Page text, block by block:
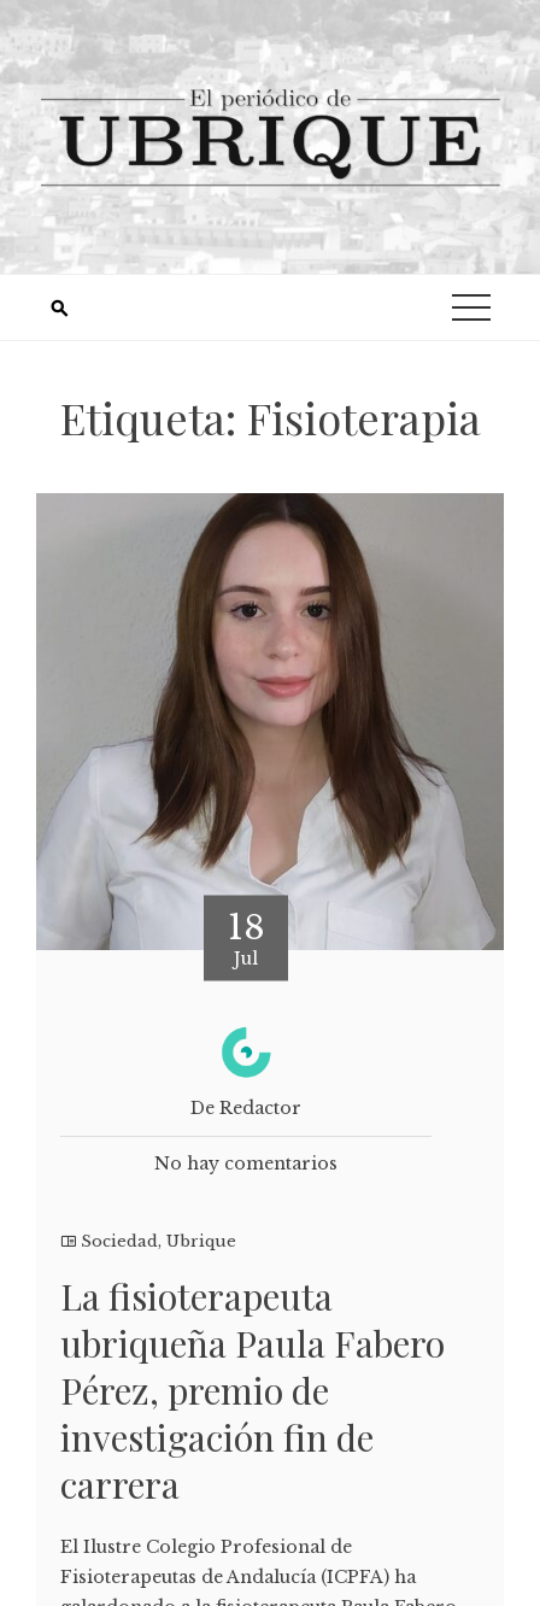
Etiqueta: Fisioterapia
18
Jul
De Redactor
No hay comentarios
Sociedad, Ubrique
La fisioterapeuta
ubriqueña Paula Fabero
Pérez, premio de
investigación fin de
carrera
El Ilustre Colegio Profesional de
Fisioterapeutas de Andalucía (ICPFA) ha